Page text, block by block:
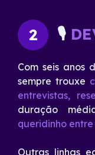
2 🎙
Com seis anos
sempre trouxe
entrevistas,
duração
queridinho
Outras linhas